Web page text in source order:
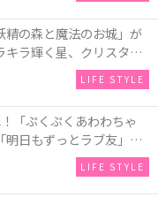
精の森と魔法のお城」が
ラ輝く星、クリスタル
LIFE STYLE
「ぷくぷくあわわちゃ
明日もずっとラブ友」な
遊べるメモ帳」が発売
LIFE STYLE